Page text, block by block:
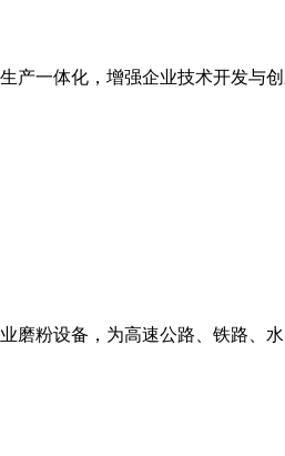
产一体化，增强企业技术开发与
磨粉设备，为高速公路、铁路、